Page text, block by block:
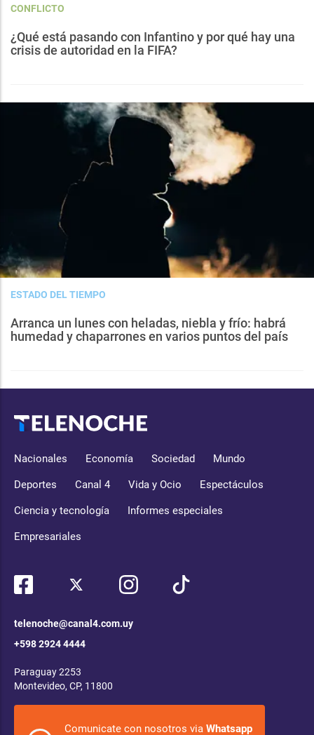
CONFLICTO
¿Qué está pasando con Infantino y por qué hay una
crisis de autoridad en la FIFA?
ESTADO DEL TIEMPO
Arranca un lunes con heladas, niebla y frío: habrá
humedad y chaparrones en varios puntos del país
Nacionales Economía Sociedad Mundo
Deportes Canal 4 Vida y Ocio Espectáculos
Ciencia y tecnología Informes especiales
Empresariales
telenoche@canal4.com.uy
+598 2924 4444
Paraguay 2253
Montevideo, CP, 11800
Comunicate con nosotros via Whatsapp